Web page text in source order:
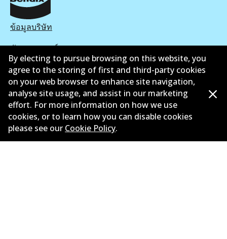
ข้อมูลบริษัท
ซัพพลายเออร์
ติดต่อ
นโยบายความเป็นส่วนตัว
การรับประกัน
ข้อกำหนดและเงื่อนไข
By electing to pursue browsing on this website, you
agree to the storing of first and third-party cookies
on your web browser to enhance site navigation,
analyse site usage, and assist in our marketing
effort. For more information on how we use
cookies, or to learn how you can disable cookies
please see our Cookie Policy.